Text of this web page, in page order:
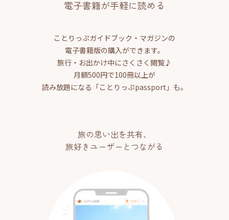
電子書籍が手軽に読める
ことりっぷガイドブック・マガジンの
電子書籍版の購入ができます。
旅行・お出かけ中にさくさく閲覧♪
月額500円で100冊以上が
読み放題になる「ことりっぷpassport」も。
旅の思い出を共有、
旅好きユーザーとつながる